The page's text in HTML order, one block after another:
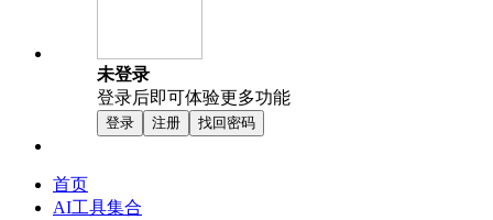
未登录
登录后即可体验更多功能
登录 注册 找回密码
首页
AI工具集合